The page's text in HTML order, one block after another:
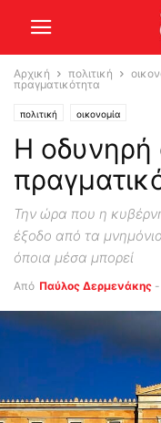
Αρχική πολιτική
πραγματικότητα
πολιτική οικονομία
Η οδυνηρή
Την ώρα που η
έξοδο από τα
όποια μέσα μπορεί
Από Παύλος Δερμενάκης -